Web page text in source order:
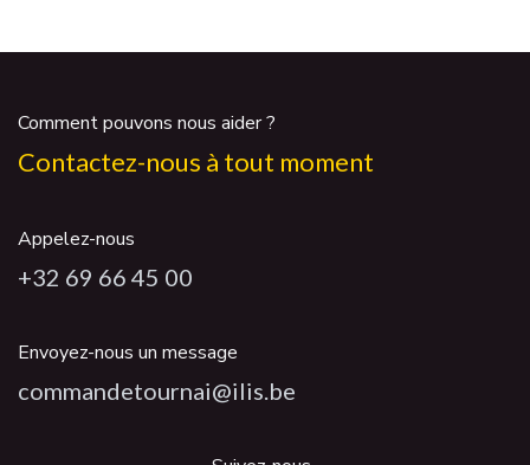
Comment pouvons nous aider ?
Contactez-nous à tout moment
Appelez-nous
+32 69 66 45 00
Envoyez-nous un message
commandetournai@ilis.be